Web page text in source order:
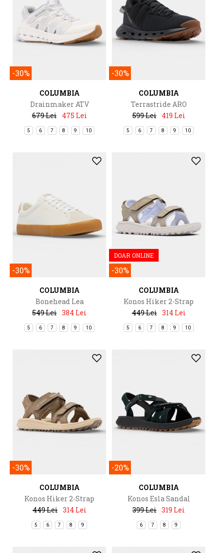
-30%
COLUMBIA
Drainmaker ATV
679 Lei
475 Lei
5 6 7 8 9 10
-30%
COLUMBIA
Terrastride ARO
599 Lei
419 Lei
5 6 7 8 9 10
-30%
COLUMBIA
Bonehead Lea
549 Lei 384 Lei
5 6 7 8 9 10
DOAR ONLINE
-30%
COLUMBIA
Konos Hiker 2-Strap
449 Lei 314 Lei
5 6 7 8 9 10
-30%
COLUMBIA
Konos Hiker 2-Strap
449 Lei 314 Lei
5 6 7 8 9
-20%
COLUMBIA
Konos Esla Sandal
399 Lei 319 Lei
6 7 8 9